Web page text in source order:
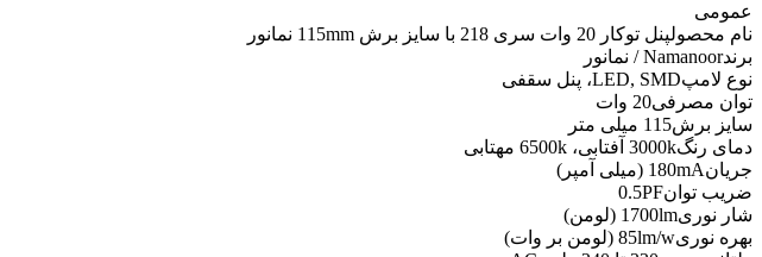
عمومی
نام محصولپنل توکار 20 وات سری 218 با سایز برش 115mm نمانور
برندNamanoor / نمانور
نوع لامپLED, SMD، پنل سقفی
توان مصرفی20 وات
سایز برش115 میلی متر
دمای رنگ3000k آفتابی، 6500k مهتابی
جریان180mA (میلی آمپر)
ضریب توان0.5PF
شار نوری1700lm (لومن)
بهره نوری85lm/w (لومن بر وات)